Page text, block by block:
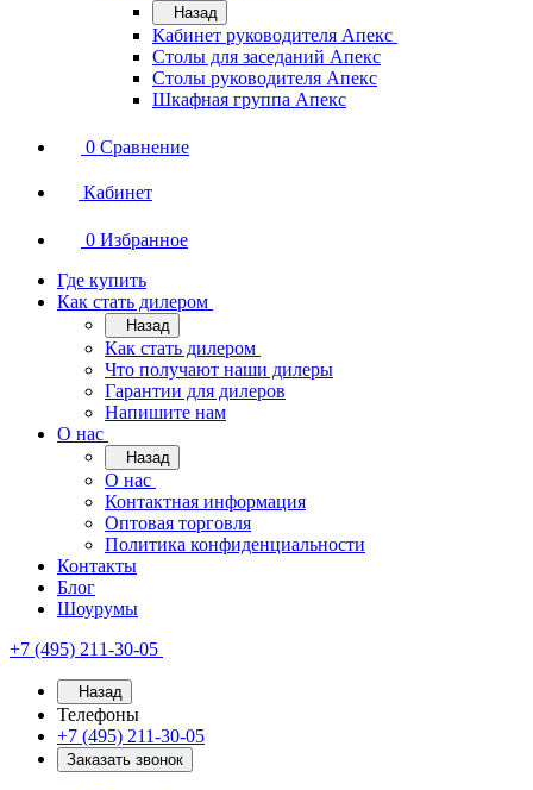
Назад
Кабинет руководителя Апекс
Столы для заседаний Апекс
Столы руководителя Апекс
Шкафная группа Апекс
0 Сравнение
Кабинет
0 Избранное
Где купить
Как стать дилером
Назад
Как стать дилером
Что получают наши дилеры
Гарантии для дилеров
Напишите нам
О нас
Назад
О нас
Контактная информация
Оптовая торговля
Политика конфиденциальности
Контакты
Блог
Шоурумы
+7 (495) 211-30-05
Назад
Телефоны
+7 (495) 211-30-05
Заказать звонок